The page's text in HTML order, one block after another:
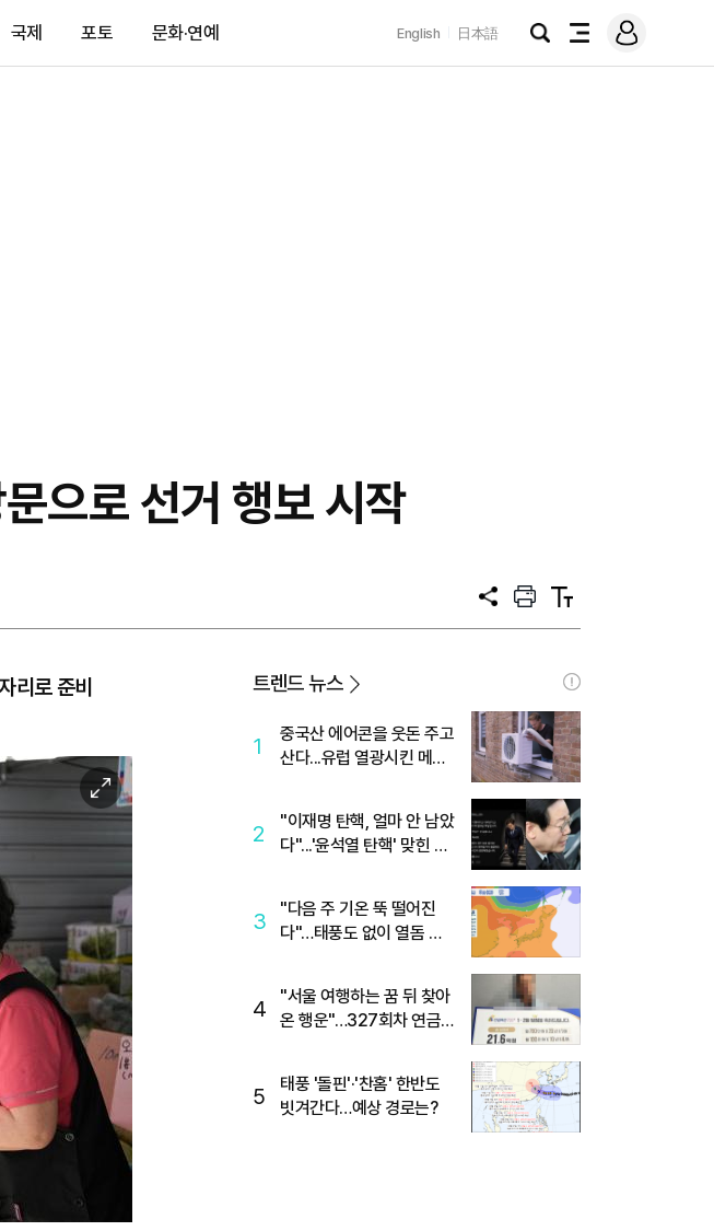
국제 포토 문화·연예 English 日本語
검
전
메
그
으로 선거 행보 시작
공
프
트
텍
트
리로 준비
이
미
지
확
대
트렌드 뉴스
1
중국산 에어콘을 웃돈 주고
산다...유럽 열광시킨 메이
2
"이재명 탄핵, 얼마 안 남았
다"...'윤석열 탄핵' 맞힌 무
3
"다음 주 기온 뚝 떨어진
다"…태풍도 없이 열돔 박
4
"서울 여행하는 꿈 뒤 찾아
온 행운"…327회차 연금
5
태풍 '돌핀'·'찬홈' 한반도
빗겨간다…예상 경로는?